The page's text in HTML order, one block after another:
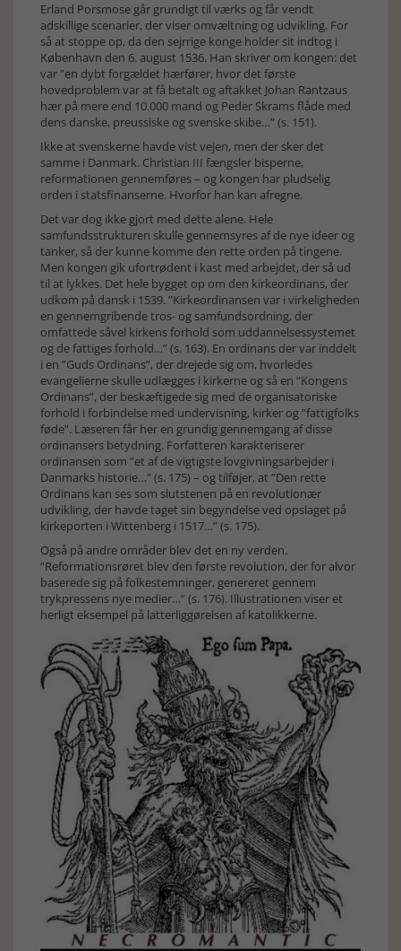
Erland Porsmose går grundigt til værks og får vendt
adskillige scenarier, der viser omvæltning og udvikling. For
så at stoppe op, da den sejrrige konge holder sit indtog i
København den 6. august 1536. Han skriver om kongen: det
var ”en dybt forgældet hærfører, hvor det første
hovedproblem var at få betalt og aftakket Johan Rantzaus
hær på mere end 10.000 mand og Peder Skrams flåde med
dens danske, preussiske og svenske skibe…” (s. 151).
Ikke at svenskerne havde vist vejen, men der sker det
samme i Danmark. Christian III fængsler bisperne,
reformationen gennemføres – og kongen har pludselig
orden i statsfinanserne. Hvorfor han kan afregne.
Det var dog ikke gjort med dette alene. Hele
samfundsstrukturen skulle gennemsyres af de nye ideer og
tanker, så der kunne komme den rette orden på tingene.
Men kongen gik ufortrødent i kast med arbejdet, der så ud
til at lykkes. Det hele bygget op om den kirkeordinans, der
udkom på dansk i 1539. ”Kirkeordinansen var i virkeligheden
en gennemgribende tros- og samfundsordning, der
omfattede såvel kirkens forhold som uddannelsessystemet
og de fattiges forhold…” (s. 163). En ordinans der var inddelt
i en ”Guds Ordinans”, der drejede sig om, hvorledes
evangelierne skulle udlægges i kirkerne og så en ”Kongens
Ordinans”, der beskæftigede sig med de organisatoriske
forhold i forbindelse med undervisning, kirker og ”fattigfolks
føde”. Læseren får her en grundig gennemgang af disse
ordinansers betydning. Forfatteren karakteriserer
ordinansen som ”et af de vigtigste lovgivningsarbejder i
Danmarks historie…” (s. 175) – og tilføjer, at ”Den rette
Ordinans kan ses som slutstenen på en revolutionær
udvikling, der havde taget sin begyndelse ved opslaget på
kirkeporten i Wittenberg i 1517…” (s. 175).
Også på andre områder blev det en ny verden.
”Reformationsrøret blev den første revolution, der for alvor
baserede sig på folkestemninger, genereret gennem
trykpressens nye medier…” (s. 176). Illustrationen viser et
herligt eksempel på latterliggørelsen af katolikkerne.